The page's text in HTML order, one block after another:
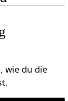
wie du die